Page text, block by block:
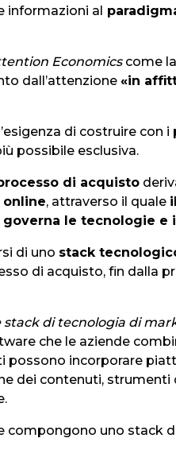
informazioni al
Economics come
dall’attenzione«in
di costruire con i
possibile esclusiva.
di acquisto
, attraverso il quale il
governa le tecnologie e
di uno stack
di acquisto, fin dalla
stack di tecnologia di
che le aziende
incorporare
dei contenuti, strumenti
compongono uno stack